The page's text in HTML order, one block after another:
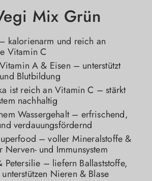
Mix Grün
kalorienarm und reich an
Vitamin C
A & Eisen – unterstützt
Blutbildung
ist reich an Vitamin C – stärkt
nachhaltig
Wassergehalt – erfrischend,
verdauungsfördernd
– voller Mineralstoffe &
Nerven- und Immunsystem
Petersilie – liefern Ballaststoffe,
Nieren & Blase